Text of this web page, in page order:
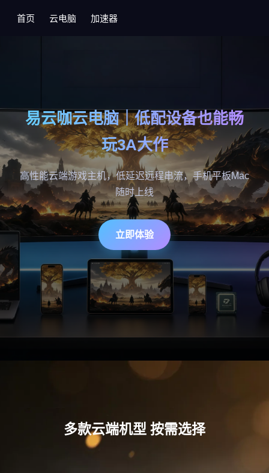
首页 云电脑 加速器
易云咖云电脑｜低配设备也能畅
玩3A大作
高性能云端游戏主机，低延迟远程串流，手机平板Mac
随时上线
立即体验
多款云端机型 按需选择